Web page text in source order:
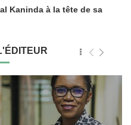
Kaninda à la tête de sa